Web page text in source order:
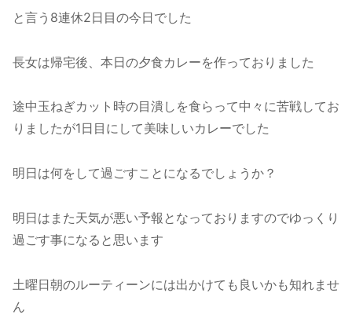
と言う8連休2日目の今日でした
長女は帰宅後、本日の夕食カレーを作っておりました
途中玉ねぎカット時の目潰しを食らって中々に苦戦してお
りましたが1日目にして美味しいカレーでした
明日は何をして過ごすことになるでしょうか？
明日はまた天気が悪い予報となっておりますのでゆっくり
過ごす事になると思います
土曜日朝のルーティーンには出かけても良いかも知れませ
ん